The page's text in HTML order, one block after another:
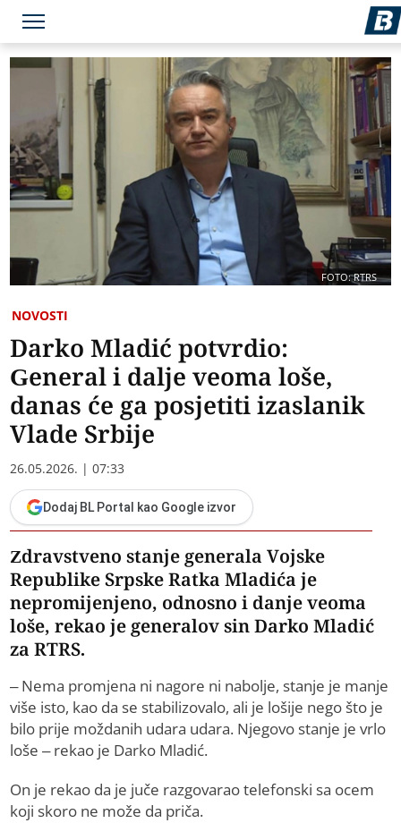
FOTO: RTRS
NOVOSTI
Darko Mladić potvrdio:
General i dalje veoma loše,
danas će ga posjetiti izaslanik
Vlade Srbije
26.05.2026. | 07:33
Dodaj BL Portal kao Google izvor
Zdravstveno stanje generala Vojske
Republike Srpske Ratka Mladića je
nepromijenjeno, odnosno i danje veoma
loše, rekao je generalov sin Darko Mladić
za RTRS.
– Nema promjena ni nagore ni nabolje, stanje je manje
više isto, kao da se stabilizovalo, ali je lošije nego što je
bilo prije moždanih udara udara. Njegovo stanje je vrlo
loše – rekao je Darko Mladić.
On je rekao da je juče razgovarao telefonski sa ocem
koji skoro ne može da priča.